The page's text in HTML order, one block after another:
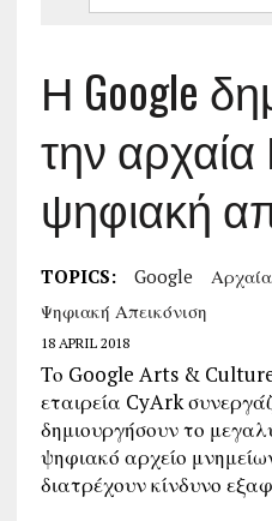
Η Google
την
ψηφιακή
TOPICS: Google
Ψηφιακή Απεικόνιση
18 APRIL 2018
Το Google Arts & Culture
εταιρεία CyArk
δημιουργήσουν το
ψηφιακό αρχείο
διατρέχουν κίνδυνο